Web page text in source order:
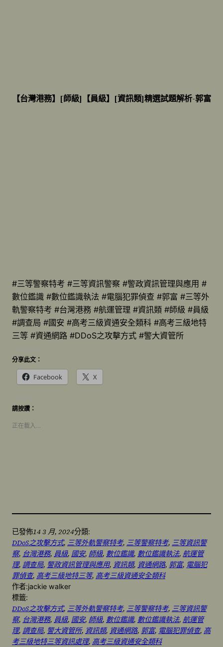
【台灣港務】[師級]【員級】[資訊類]精選試題解析-郭富
#三等警察特考 #三等資訊警察 #警政資訊管理與應用 #
數位鑑識 #數位鑑識執法 #電腦犯罪偵查 #郭富 #三等外
軌警察特考 #台灣港務 #航運管理 #資訊類 #師級 #員級
#調查局 #國安 #高考三級資通安全類科 #高考三級地特
三等 #資通網路 #DDoS之攻擊方式 #警大資管所
分享此文：
Facebook X
請按讚：
正在載入…
已發佈14 3 月, 2024分類:
DDoS之攻擊方式, 三等外軌警察特考, 三等警察特考, 三等資訊警
察, 台灣港務, 員級, 國安, 師級, 數位鑑識, 數位鑑識執法, 航運管
理, 調查局, 警政資訊管理與應用, 資訊類, 資通網路, 郭富, 電腦犯
罪偵查, 高考三級地特三等, 高考三級資通安全類科
作者:jackie walker
標籤:
DDoS之攻擊方式, 三等外軌警察特考, 三等警察特考, 三等資訊警
察, 台灣港務, 員級, 國安, 師級, 數位鑑識, 數位鑑識執法, 航運管
理, 調查局, 警大資管所, 資訊類, 資通網路, 郭富, 電腦犯罪偵查, 高
考三級地特三等資訊處理, 高考三級資通安全類科